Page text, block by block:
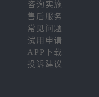
咨询实施
售后服务
常见问题
试用申请
APP下载
投诉建议